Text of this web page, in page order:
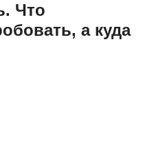
Что
а куда